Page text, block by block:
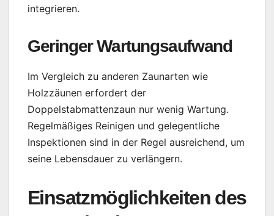
integrieren.
Geringer Wartungsaufwand
Im Vergleich zu anderen Zaunarten wie
Holzzäunen erfordert der
Doppelstabmattenzaun nur wenig Wartung.
Regelmäßiges Reinigen und gelegentliche
Inspektionen sind in der Regel ausreichend, um
seine Lebensdauer zu verlängern.
Einsatzmöglichkeiten des